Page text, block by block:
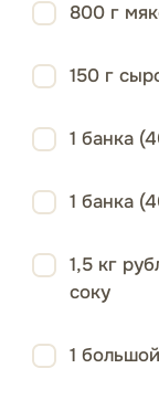
800 г
150 г
1 банка
1 банка
1,5 кг
соку
1